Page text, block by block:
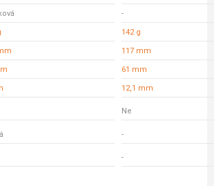
-
142 g
117 mm
61 mm
12,1 mm
Ne
-
-